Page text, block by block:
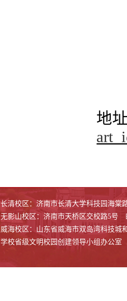
地
长清校区：济南市长清大学科技园海棠
无影山校区：济南市天桥区交校路5号
威海校区：山东省威海市双岛湾科技城
学校省级文明校园创建领导小组办公